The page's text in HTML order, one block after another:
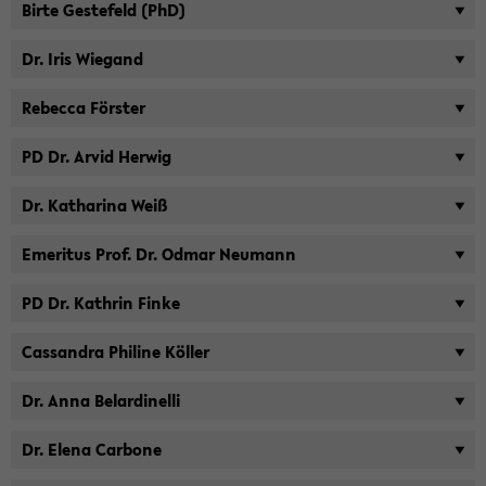
Birte Ge­ste­feld (PhD)
Dr. Iris Wie­gand
Re­bec­ca Förs­ter
PD Dr. Arvid Her­wig
Dr. Ka­tha­ri­na Weiß
Eme­ri­tus Prof. Dr. Odmar Neu­mann
PD Dr. Kath­rin Finke
Cas­san­dra Phi­li­ne Köl­ler
Dr. Anna Belar­di­nel­li
Dr. Elena Car­bo­ne